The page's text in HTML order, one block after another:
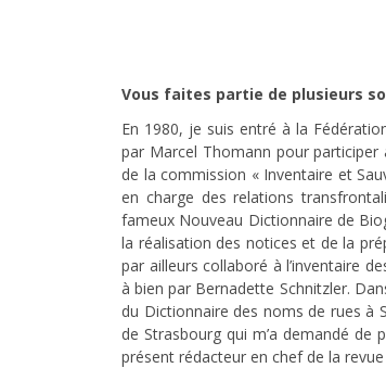
Vous faites partie de plusieurs
En 1980, je suis entré à la
par Marcel Thomann pour
de la commission « Inventaire et
en charge des relations
fameux Nouveau Dictionnaire de
la réalisation des notices et de la
par ailleurs collaboré à l’inventaire
à bien par Bernadette Schnitzler.
du Dictionnaire des noms de rues à
de Strasbourg qui m’a demandé de
présent rédacteur en chef de la